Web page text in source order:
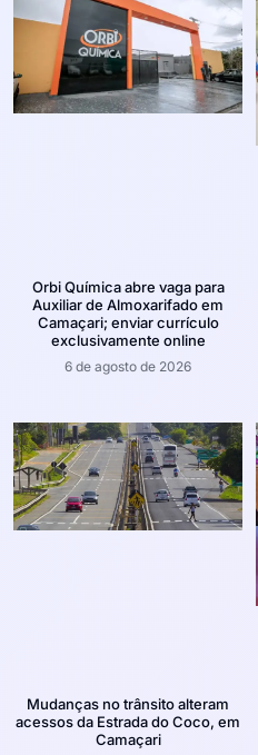
Orbi Química abre vaga para
Auxiliar de Almoxarifado em
Camaçari; enviar currículo
exclusivamente online
6 de agosto de 2026
Mudanças no trânsito alteram
acessos da Estrada do Coco, em
Camaçari